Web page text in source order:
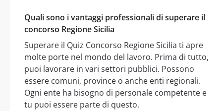
Quali sono i vantaggi professionali di superare il
concorso Regione Sicilia
Superare il Quiz Concorso Regione Sicilia ti apre
molte porte nel mondo del lavoro. Prima di tutto,
puoi lavorare in vari settori pubblici. Possono
essere comuni, province o anche enti regionali.
Ogni ente ha bisogno di personale competente e
tu puoi essere parte di questo.